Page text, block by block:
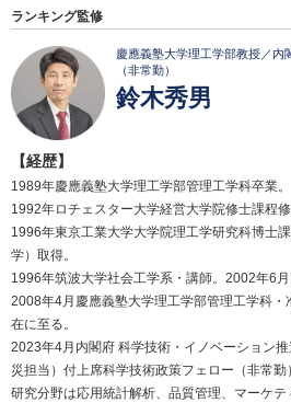
ランキング監修
慶應義塾大学理工学部教授／内
（非常勤）
鈴木秀男
【経歴】
1989年慶應義塾大学理工学部管理工学科卒業。
1992年ロチェスター大学経営大学院修士課程修
1996年東京工業大学大学院理工学研究科博士
学）取得。
1996年筑波大学社会工学系・講師。2002年6月
2008年4月慶應義塾大学理工学部管理工学科
在に至る。
2023年4月内閣府 科学技術・イノベーション
災担当）付上席科学技術政策フェロー（非常勤）
研究分野は応用統計解析、品質管理、マーケテ